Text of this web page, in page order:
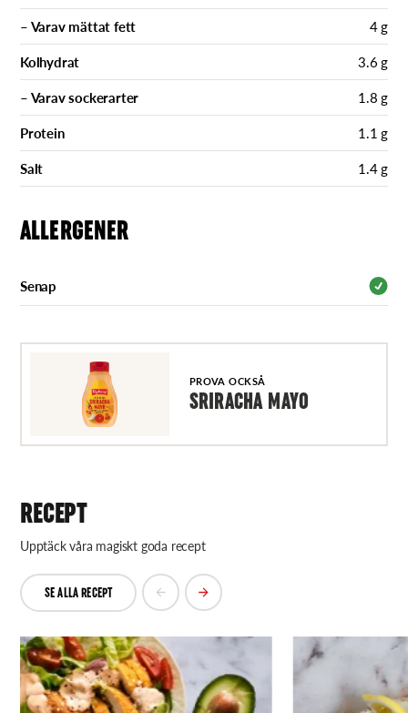
– Varav mättat fett 4 g
Kolhydrat 3.6 g
– Varav sockerarter 1.8 g
Protein 1.1 g
Salt 1.4 g
ALLERGENER
Senap
PROVA OCKSÅ
SRIRACHA MAYO
RECEPT
Upptäck våra magiskt goda recept
SE ALLA RECEPT